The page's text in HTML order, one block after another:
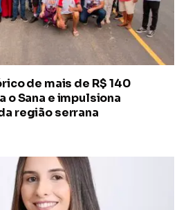
de mais de R$ 140
Sana e impulsiona
região serrana